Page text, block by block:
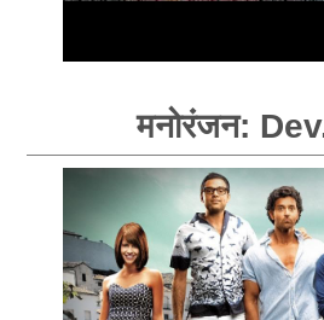
मनोरंजन: